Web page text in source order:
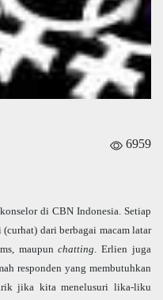
6959
di CBN Indonesia. Setiap
dari berbagai macam latar
maupunchatting. Erlien juga
responden yang membutuhkan
jika kita menelusuri lika-liku